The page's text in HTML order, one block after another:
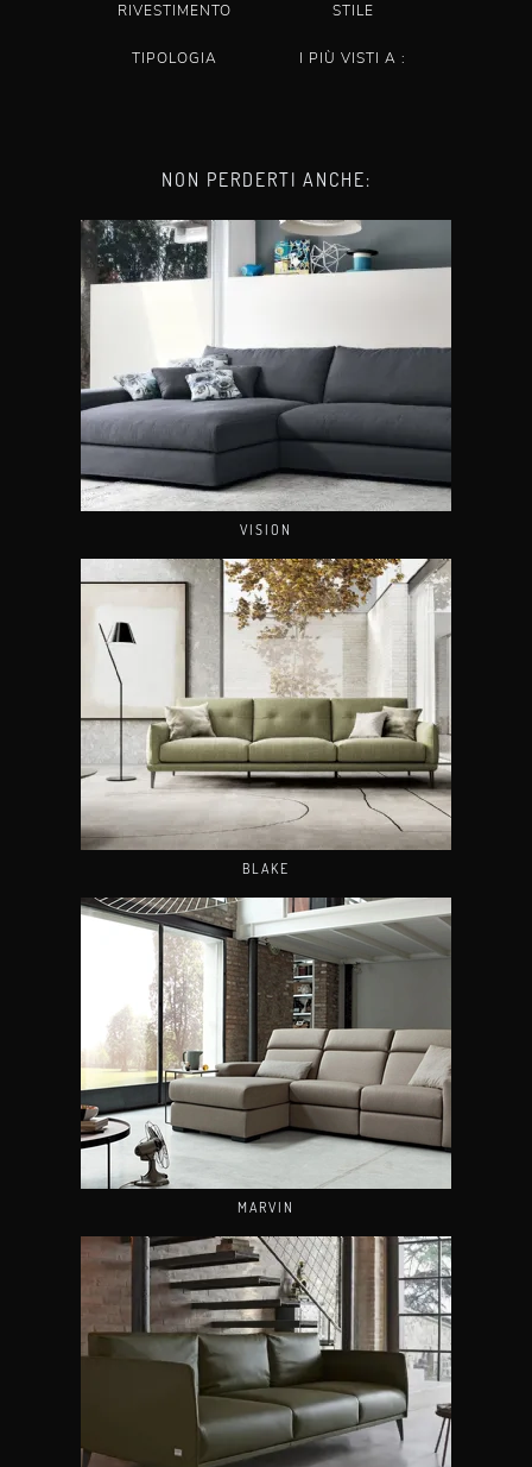
RIVESTIMENTO STILE
TIPOLOGIA I PIÙ VISTI A :
NON PERDERTI ANCHE:
VISION
BLAKE
MARVIN